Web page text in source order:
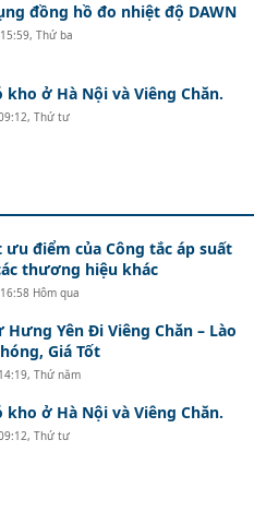
đồng hồ đo nhiệt độ DAWN
Thứ ba
kho ở Hà Nội và Viêng Chăn.
Thứ tư
điểm của Công tắc áp suất
thương hiệu khác
Hôm qua
Hưng Yên Đi Viêng Chăn – Lào
Giá Tốt
Thứ năm
kho ở Hà Nội và Viêng Chăn.
Thứ tư